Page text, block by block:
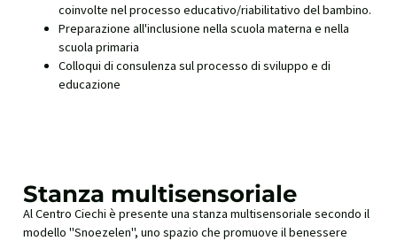
coinvolte nel processo educativo/riabilitativo del bambino.
Preparazione all'inclusione nella scuola materna e nella
scuola primaria
Colloqui di consulenza sul processo di sviluppo e di
educazione
Stanza multisensoriale
Al Centro Ciechi è presente una stanza multisensoriale secondo il
modello "Snoezelen", uno spazio che promuove il benessere